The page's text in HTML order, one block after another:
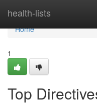
health-lists
Home
Home
1
Top